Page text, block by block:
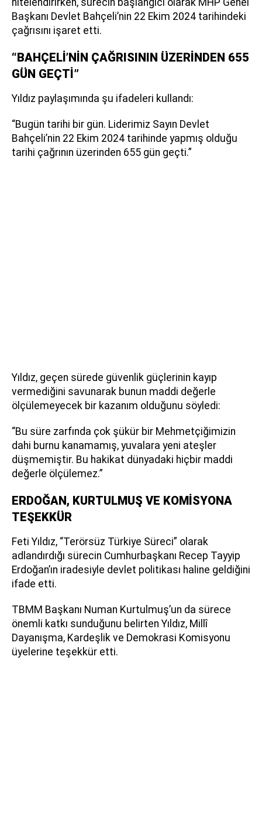
Başkanı Devlet Bahçeli’nin 22 Ekim 2024 tarihindeki
çağrısını işaret etti.
“BAHÇELİ’NİN ÇAĞRISININ ÜZERİNDEN 655
GÜN GEÇTİ”
Yıldız paylaşımında şu ifadeleri kullandı:
“Bugün tarihi bir gün. Liderimiz Sayın Devlet
Bahçeli’nin 22 Ekim 2024 tarihinde yapmış olduğu
tarihi çağrının üzerinden 655 gün geçti.”
Yıldız, geçen sürede güvenlik güçlerinin kayıp
vermediğini savunarak bunun maddi değerle
ölçülemeyecek bir kazanım olduğunu söyledi:
“Bu süre zarfında çok şükür bir Mehmetçiğimizin
dahi burnu kanamamış, yuvalara yeni ateşler
düşmemiştir. Bu hakikat dünyadaki hiçbir maddi
değerle ölçülemez.”
ERDOĞAN, KURTULMUŞ VE KOMİSYONA
TEŞEKKÜR
Feti Yıldız, “Terörsüz Türkiye Süreci” olarak
adlandırdığı sürecin Cumhurbaşkanı Recep Tayyip
Erdoğan’ın iradesiyle devlet politikası haline geldiğini
ifade etti.
TBMM Başkanı Numan Kurtulmuş’un da sürece
önemli katkı sunduğunu belirten Yıldız, Millî
Dayanışma, Kardeşlik ve Demokrasi Komisyonu
üyelerine teşekkür etti.